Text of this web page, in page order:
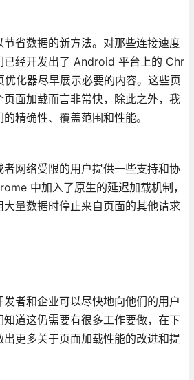
省数据的新方法。对那些连接速度
已经开发出了 Android 平台上的 Chr
化器尽早展示必要的内容。这些页
面加载而言非常快，除此之外，我
精确性、覆盖范围和性能。
网络受限的用户提供一些支持和协
中加入了原生的延迟加载机制，
量数据时停止来自页面的其他请求
者和企业可以尽快地向他们的用户
道这仍需要有很多工作要做，在下
更多关于页面加载性能的改进和提